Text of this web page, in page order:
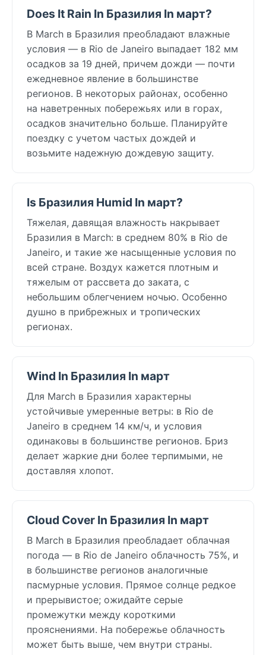
Does It Rain In Бразилия In март?
В March в Бразилия преобладают влажные
условия — в Rio de Janeiro выпадает 182 мм
осадков за 19 дней, причем дожди — почти
ежедневное явление в большинстве
регионов. В некоторых районах, особенно
на наветренных побережьях или в горах,
осадков значительно больше. Планируйте
поездку с учетом частых дождей и
возьмите надежную дождевую защиту.
Is Бразилия Humid In март?
Тяжелая, давящая влажность накрывает
Бразилия в March: в среднем 80% в Rio de
Janeiro, и такие же насыщенные условия по
всей стране. Воздух кажется плотным и
тяжелым от рассвета до заката, с
небольшим облегчением ночью. Особенно
душно в прибрежных и тропических
регионах.
Wind In Бразилия In март
Для March в Бразилия характерны
устойчивые умеренные ветры: в Rio de
Janeiro в среднем 14 км/ч, и условия
одинаковы в большинстве регионов. Бриз
делает жаркие дни более терпимыми, не
доставляя хлопот.
Cloud Cover In Бразилия In март
В March в Бразилия преобладает облачная
погода — в Rio de Janeiro облачность 75%, и
в большинстве регионов аналогичные
пасмурные условия. Прямое солнце редкое
и прерывистое; ожидайте серые
промежутки между короткими
прояснениями. На побережье облачность
может быть выше, чем внутри страны.